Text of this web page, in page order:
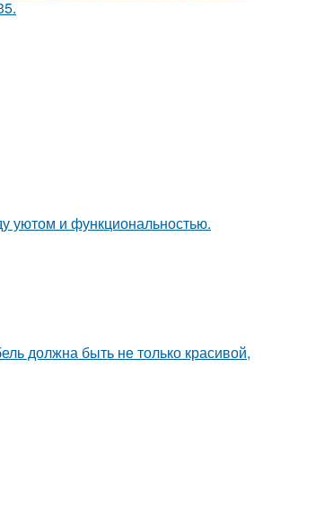
уютом и функциональностью.
должна быть не только красивой,